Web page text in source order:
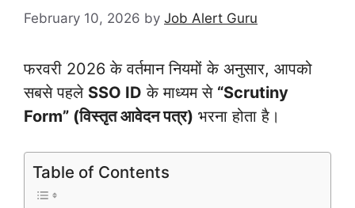
February 10, 2026 by Job Alert Guru
फरवरी 2026 के वर्तमान नियमों के अनुसार, आपको
सबसे पहले SSO ID के माध्यम से “Scrutiny
Form” (विस्तृत आवेदन पत्र) भरना होता है।
Table of Contents